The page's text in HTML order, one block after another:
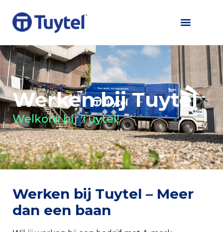
Werken bij Tuytel
Welkom bij Tuytel!
Werken bij Tuytel – Meer
dan een baan